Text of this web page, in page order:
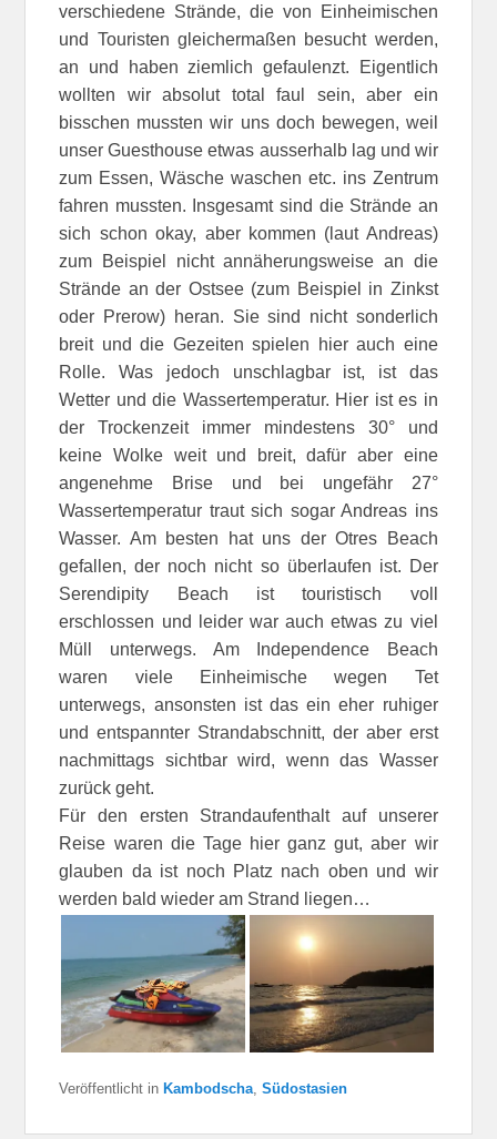
verschiedene Strände, die von Einheimischen
und Touristen gleichermaßen besucht werden,
an und haben ziemlich gefaulenzt. Eigentlich
wollten wir absolut total faul sein, aber ein
bisschen mussten wir uns doch bewegen, weil
unser Guesthouse etwas ausserhalb lag und wir
zum Essen, Wäsche waschen etc. ins Zentrum
fahren mussten. Insgesamt sind die Strände an
sich schon okay, aber kommen (laut Andreas)
zum Beispiel nicht annäherungsweise an die
Strände an der Ostsee (zum Beispiel in Zinkst
oder Prerow) heran. Sie sind nicht sonderlich
breit und die Gezeiten spielen hier auch eine
Rolle. Was jedoch unschlagbar ist, ist das
Wetter und die Wassertemperatur. Hier ist es in
der Trockenzeit immer mindestens 30° und
keine Wolke weit und breit, dafür aber eine
angenehme Brise und bei ungefähr 27°
Wassertemperatur traut sich sogar Andreas ins
Wasser. Am besten hat uns der Otres Beach
gefallen, der noch nicht so überlaufen ist. Der
Serendipity Beach ist touristisch voll
erschlossen und leider war auch etwas zu viel
Müll unterwegs. Am Independence Beach
waren viele Einheimische wegen Tet
unterwegs, ansonsten ist das ein eher ruhiger
und entspannter Strandabschnitt, der aber erst
nachmittags sichtbar wird, wenn das Wasser
zurück geht.
Für den ersten Strandaufenthalt auf unserer
Reise waren die Tage hier ganz gut, aber wir
glauben da ist noch Platz nach oben und wir
werden bald wieder am Strand liegen…
Veröffentlicht in Kambodscha ,Südostasien